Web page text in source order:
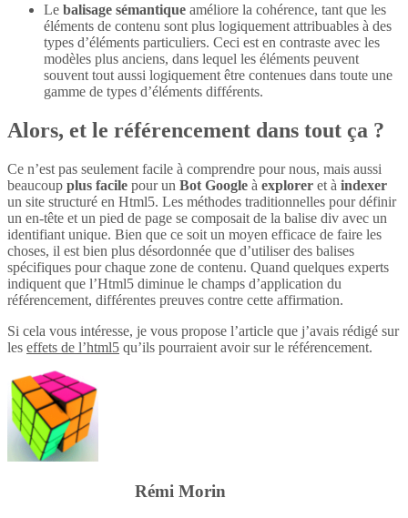
Le balisage sémantique améliore la cohérence, tant que les
éléments de contenu sont plus logiquement attribuables à des
types d’éléments particuliers. Ceci est en contraste avec les
modèles plus anciens, dans lequel les éléments peuvent
souvent tout aussi logiquement être contenues dans toute une
gamme de types d’éléments différents.
Alors, et le référencement dans tout ça ?
Ce n’est pas seulement facile à comprendre pour nous, mais aussi
beaucoup plus facile pour un Bot Google à explorer et à indexer
un site structuré en Html5. Les méthodes traditionnelles pour définir
un en-tête et un pied de page se composait de la balise div avec un
identifiant unique. Bien que ce soit un moyen efficace de faire les
choses, il est bien plus désordonnée que d’utiliser des balises
spécifiques pour chaque zone de contenu. Quand quelques experts
indiquent que l’Html5 diminue le champs d’application du
référencement, différentes preuves contre cette affirmation.
Si cela vous intéresse, je vous propose l’article que j’avais rédigé sur
les effets de l’html5 qu’ils pourraient avoir sur le référencement.
Rémi Morin